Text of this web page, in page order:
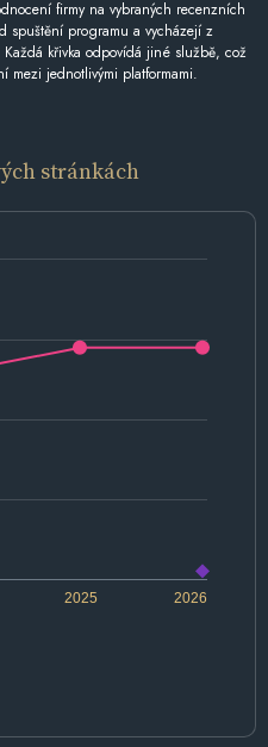
firmy na vybraných recenzních
spuštění programu a vycházejí z
křivka odpovídá jiné službě, což
mezi jednotlivými platformami.
stránkách
2026
2025